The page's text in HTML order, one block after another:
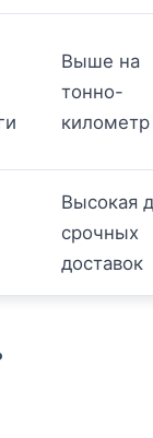
Выше на
тонно-
километр
Высокая
срочных
доставок